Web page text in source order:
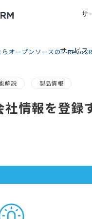
サービス
サ
オープンソースのF-
解説 製品情報
社情報を登録